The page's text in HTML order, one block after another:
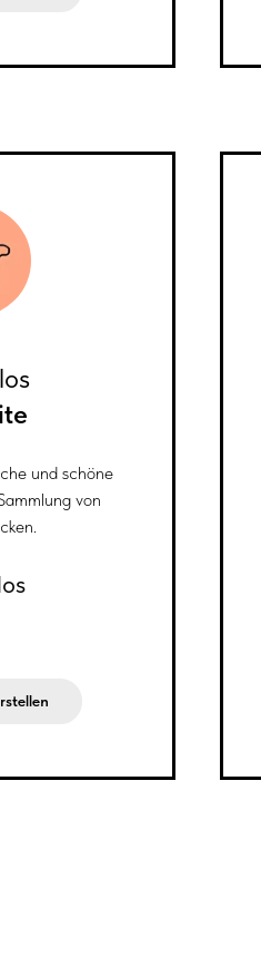
und schöne
von